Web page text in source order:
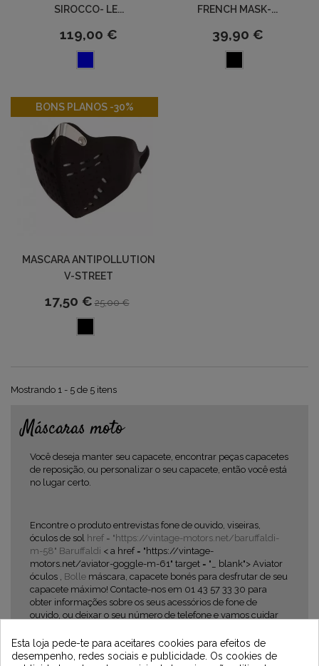
SIROCCO- LE...
119,00 €
FRENCH MASK-...
39,90 €
BONS PLANOS -30%
MASCARA ANTIPOLLUTION
V-STREET
17,50 € 25,00 €
-30%
Mostrando 1 - 5 de 5 itens
Máscaras moto
Você deseja manter seu capacete, encontrar peças capacetes
de reposição, ou personalizar o seu capacete, então você está
no lugar certo.
Encontre o produto entrevistas fone de ouvido, viseiras,
óculos de sol href = "https://vintage-motors.net/baruffaldi-
m-58" Baruffaldi < a href = "https://vintage-
motors.net/aviator-goggle-m-61" target = "_ blank"> Aviator
óculos , Bolle máscara, capacete bonés para desfrutar de seu
capacete máximo! Contacte-nos em 01 43 57 33 30 para
obter informações sobre os seus acessórios de fone de
ouvido, ou deixar o seu número de telefone e vamos cuidar
Newsletter
Esta loja pede-te para aceitares cookies para efeitos de
desempenho, redes sociais e publicidade. Os cookies de